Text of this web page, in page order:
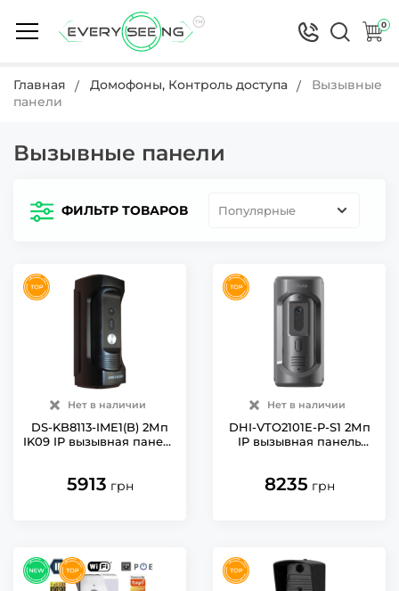
0
Главная Домофоны, Контроль доступа
Вызывные
панели
Вызывные панели
ФИЛЬТР ТОВАРОВ Популярные
Нет в наличии
DS-KB8113-IME1(B) 2Мп
IK09 IP вызывная панель
5913 грн
Нет в наличии
DHI-VTO2101E-P-S1 2Мп
IP вызывная панель
8235 грн